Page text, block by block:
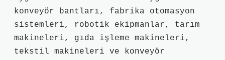
konveyör bantları, fabrika otomasyon
sistemleri, robotik ekipmanlar, tarım
makineleri, gıda işleme makineleri,
tekstil makineleri ve konveyör